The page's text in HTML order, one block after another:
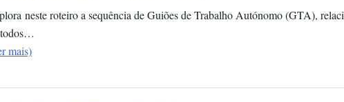
neste roteiro a sequência de Guiões de Trabalho Autónomo (GTA),
mais)